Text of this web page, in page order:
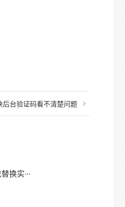
台验证码看不清楚问题
换实···